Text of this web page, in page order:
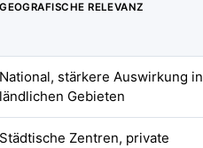
GEOGRAFISCHE RELEVANZ
National, stärkere Auswirkung in
ländlichen Gebieten
Städtische Zentren, private